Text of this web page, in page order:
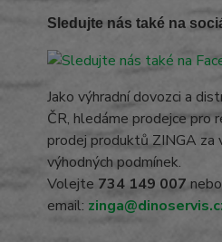
Sledujte nás také na
Jako výhradní dovozci a
ČR, hledáme prodejce pro
prodej produktů ZINGA za
výhodných podmínek.
Volejte 734 149 007
email: